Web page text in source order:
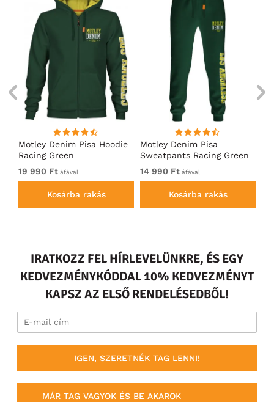
Motley Denim Pisa Hoodie
Racing Green
19 990 Ft áfával
Kosárba rakás
Motley Denim Pisa
Sweatpants Racing Green
14 990 Ft áfával
Kosárba rakás
IRATKOZZ FEL HÍRLEVELÜNKRE, ÉS EGY
KEDVEZMÉNYKÓDDAL 10% KEDVEZMÉNYT
KAPSZ AZ ELSŐ RENDELÉSEDBŐL!
IGEN, SZERETNÉK TAG LENNI!
MÁR TAG VAGYOK ÉS BE AKAROK